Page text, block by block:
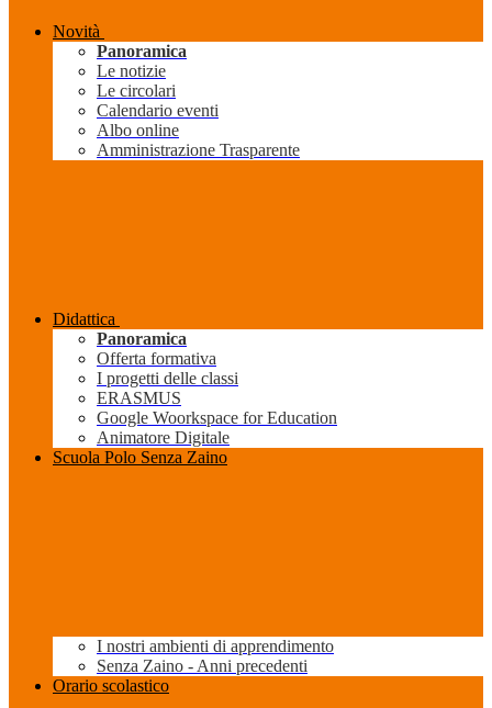
Novità
Panoramica
Le notizie
Le circolari
Calendario eventi
Albo online
Amministrazione Trasparente
Didattica
Panoramica
Offerta formativa
I progetti delle classi
ERASMUS
Google Woorkspace for Education
Animatore Digitale
Scuola Polo Senza Zaino
I nostri ambienti di apprendimento
Senza Zaino - Anni precedenti
Orario scolastico